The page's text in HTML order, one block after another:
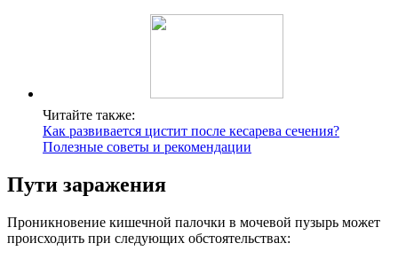
Читайте также:
Как развивается цистит после кесарева сечения?
Полезные советы и рекомендации
Пути заражения
Проникновение кишечной палочки в мочевой пузырь может
происходить при следующих обстоятельствах: